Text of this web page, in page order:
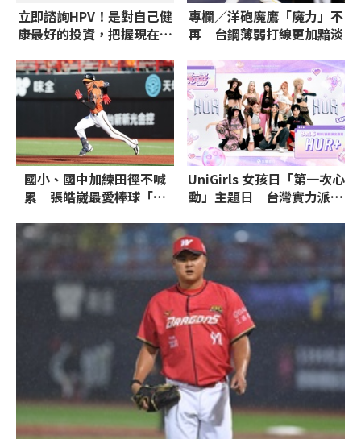
立即諮詢HPV！是對自己健
康最好的投資，把握現在不
專欄／洋砲魔鷹「魔力」不
再 台鋼薄弱打線更加黯淡
國小、國中加練田徑不喊
累 張皓崴最愛棒球「氛
UniGirls 女孩日「第一次心
動」主題日 台灣實力派唱
唱